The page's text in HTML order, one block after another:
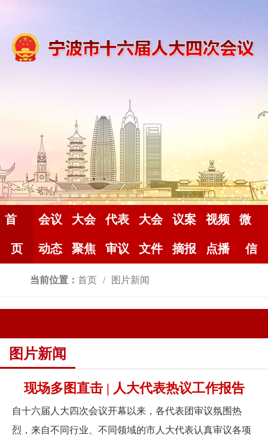
首
页
会议
动态
大会
聚焦
代表
审议
大会
文件
议案
摘报
视频
点播
微
信
当前位置： 首页 图片新闻
图片新闻
现场多图直击 | 人大代表热议工作报告
自十六届人大四次会议开幕以来，各代表团审议氛围热
烈，来自不同行业、不同领域的市人大代表认真审议各项